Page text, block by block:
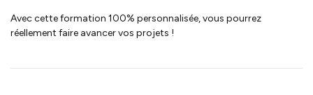
Avec cette formation 100% personnalisée, vous pourrez
réellement faire avancer vos projets !